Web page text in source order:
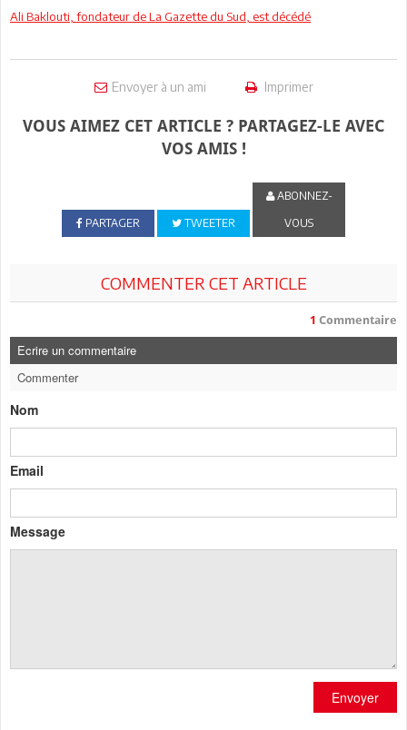
Ali Baklouti, fondateur de La Gazette du Sud, est décédé
Envoyer à un ami Imprimer
VOUS AIMEZ CET ARTICLE ? PARTAGEZ-LE AVEC
VOS AMIS !
PARTAGER TWEETER
ABONNEZ-
VOUS
COMMENTER CET ARTICLE
1 Commentaire
Ecrire un commentaire
Commenter
Nom
Email
Message
Envoyer